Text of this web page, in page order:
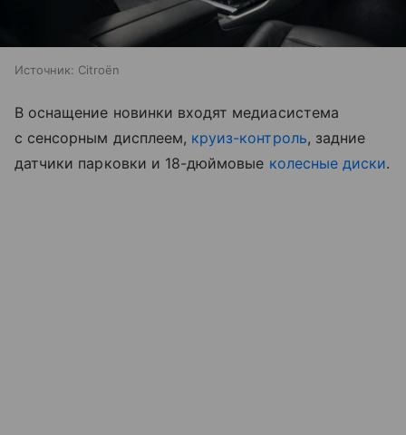
Источник: Citroën
В оснащение новинки входят медиасистема
с сенсорным дисплеем, круиз-контроль, задние
датчики парковки и 18-дюймовые колесные диски.